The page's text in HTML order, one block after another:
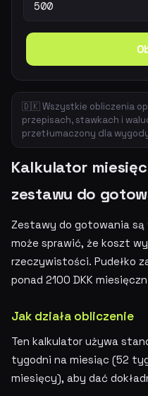
🇩🇰 Wszystkie obliczenia
przepisach, stawkach i
przetłumaczony dla
Kalkulator
zestawu do
Zestawy do gotowania
może sprawić, że koszt
rzeczywistości. Pudełko
ponad 2100 DKK
Jak działa obliczenie
Ten kalkulator używa
tygodni na miesiąc (52
miesięcy), aby dać